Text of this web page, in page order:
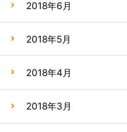
2018年6月
2018年5月
2018年4月
2018年3月